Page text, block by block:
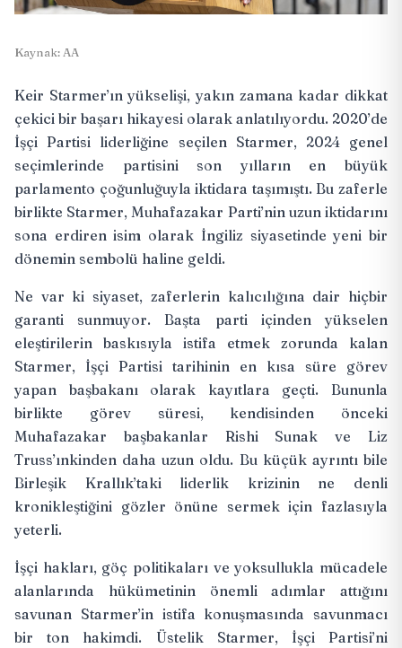
Kaynak: AA
Keir Starmer’ın yükselişi, yakın zamana kadar dikkat
çekici bir başarı hikayesi olarak anlatılıyordu. 2020’de
İşçi Partisi liderliğine seçilen Starmer, 2024 genel
seçimlerinde partisini son yılların en büyük
parlamento çoğunluğuyla iktidara taşımıştı. Bu zaferle
birlikte Starmer, Muhafazakar Parti’nin uzun iktidarını
sona erdiren isim olarak İngiliz siyasetinde yeni bir
dönemin sembolü haline geldi.
Ne var ki siyaset, zaferlerin kalıcılığına dair hiçbir
garanti sunmuyor. Başta parti içinden yükselen
eleştirilerin baskısıyla istifa etmek zorunda kalan
Starmer, İşçi Partisi tarihinin en kısa süre görev
yapan başbakanı olarak kayıtlara geçti. Bununla
birlikte görev süresi, kendisinden önceki
Muhafazakar başbakanlar Rishi Sunak ve Liz
Truss’ınkinden daha uzun oldu. Bu küçük ayrıntı bile
Birleşik Krallık’taki liderlik krizinin ne denli
kronikleştiğini gözler önüne sermek için fazlasıyla
yeterli.
İşçi hakları, göç politikaları ve yoksullukla mücadele
alanlarında hükümetinin önemli adımlar attığını
savunan Starmer’in istifa konuşmasında savunmacı
bir ton hakimdi. Üstelik Starmer, İşçi Partisi’ni